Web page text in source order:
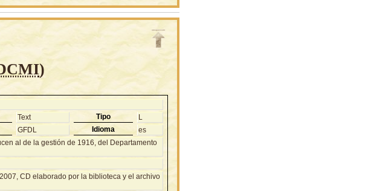
)
Text Tipo
L
GFDL Idioma
es
al de la gestión de 1916, del Departamento
CD elaborado por la biblioteca y el archivo